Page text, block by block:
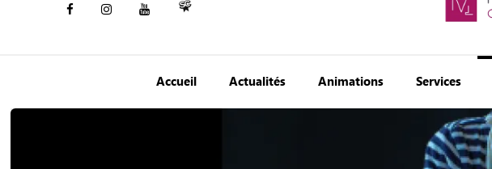
Accueil Actualités Animations Services